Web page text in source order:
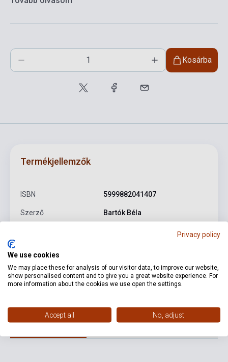
Kosárba
Termékjellemzők
ISBN 5999882041407
Szerző Bartók Béla
Formátum CD
Nyelv -
Részletes leírás Kapcsolódó linkek Vélemények
Privacy policy
We use cookies
We may place these for analysis of our visitor data, to improve our website,
show personalised content and to give you a great website experience. For
more information about the cookies we use open the settings.
Accept all No, adjust